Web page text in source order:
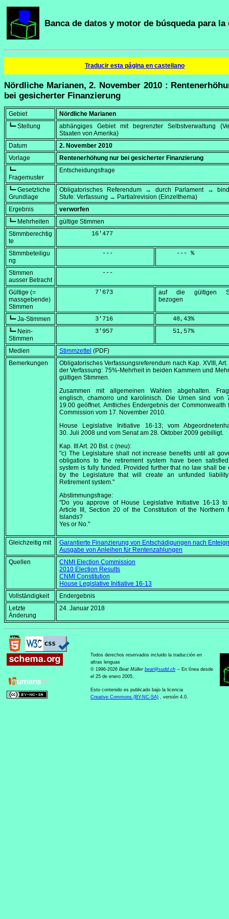
Banca de datos y motor de búsqueda para
Traducir esta página en castellano
Nördliche Marianen, 2. November 2010 :
bei gesicherter Finanzierung
Gebiet
Nördliche Marianen
┗━ Stellung
abhängiges Gebiet mit begrenzter Selbstverwaltung
Staaten von Amerika)
Datum
2. November 2010
Vorlage
Rentenerhöhung nur bei gesicherter Finanzierung
┗━
Fragemuster
Entscheidungsfrage
┗━ Gesetzliche
Grundlage
Obligatorisches Referendum → durch Parlament →
Stufe: Verfassung → Partialrevision (Einzelthema)
Ergebnis
verworfen
┗━ Mehrheiten
gültige Stimmen
Stimmberechtig
te
         16'477
Stimmbeteiligu
ng
            ---
     --- %
Stimmen
ausser Betracht
            ---
Gültige (=
massgebende)
Stimmen
          7'673
auf die gültigen
bezogen
┗━ Ja-Stimmen
          3'716
    48,43
%
┗━ Nein-
Stimmen
          3'957
    51,57
%
Medien Stimmzettel (PDF)
Bemerkungen
Obligatorisches Verfassungsreferendum nach Kap. XVIII,
der Verfassung: 75%-Mehrheit in beiden Kammern und
gültigen Stimmen.
Zusammen mit allgemeinen Wahlen abgehalten.
englisch, chamorro und karolinisch. Die Urnen sind von
19.00 geöffnet. Amtliches Endergebnis der Commonwealth
Commission vom 17. November 2010.
House Legislative Initiative 16-13; vom
30. Juli 2008 und vom Senat am 28. Oktober 2009 gebilligt.
Kap. III Art. 20 Bst. c (neu):
"c) The Legislature shall not increase benefits until all
obligations to the retirement system have been
system is fully funded. Provided further that no law shall be
by the Legislature that will create an unfunded
Retirement system."
Abstimmungsfrage:
"Do you approve of House Legislative Initiative 16-13
Article III, Section 20 of the Constitution of the Northern
Islands?
Yes or No."
Gleichzeitig mit
Garantierte Finanzierung von Entschädigungen nach
Ausgabe von Anleihen für Rentenzahlungen
Quellen
CNMI Election Commission
2010 Election Results
CNMI Constitution
House Legislative Initiative 16-13
Vollständigkeit
Endergebnis
Letzte
Änderung
24. Januar 2018
Todos derechos reservados incluido la traducción en
altras lenguas
© 1996-2026 Beat Müller beat@sudd.ch -- En línea desde
el 25 de enero 2005.
Esto contenido es publicado bajo la licencia
Creative Commons (BY-NC-SA) , versión 4.0.